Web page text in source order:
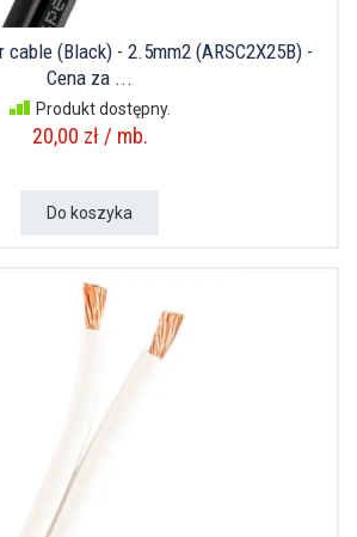
cable (Black) - 2.5mm2 (ARSC2X25B) -
Cena za ...
Produkt dostępny.
20,00 zł / mb.
Do koszyka